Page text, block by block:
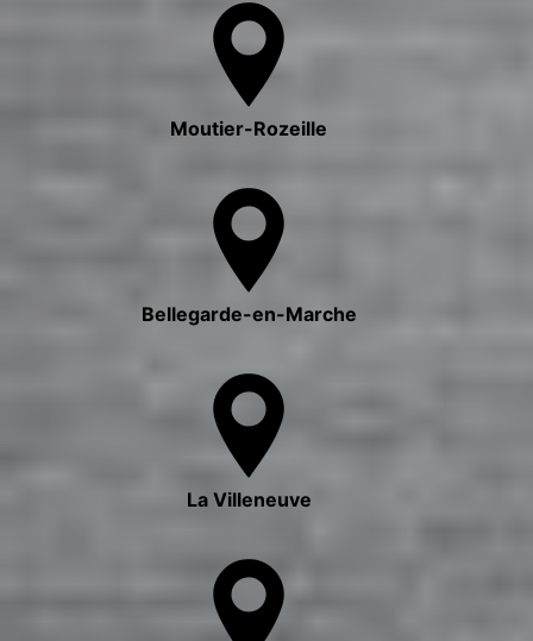
Moutier-Rozeille
Bellegarde-en-Marche
La Villeneuve